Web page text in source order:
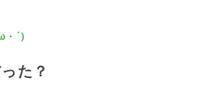
・´)
た？